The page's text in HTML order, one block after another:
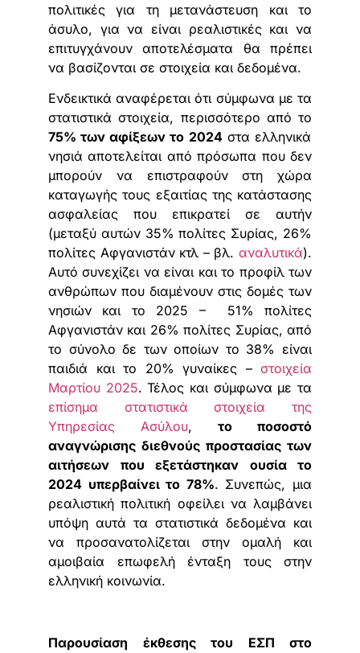
πολιτικές για τη μετανάστευση και το
άσυλο, για να είναι ρεαλιστικές και να
επιτυγχάνουν αποτελέσματα θα πρέπει
να βασίζονται σε στοιχεία και δεδομένα.
Ενδεικτικά αναφέρεται ότι σύμφωνα με τα
στατιστικά στοιχεία, περισσότερο από το
75% των αφίξεων το 2024στα ελληνικά
νησιά αποτελείται από πρόσωπα που δεν
μπορούν να επιστραφούν στη χώρα
καταγωγής τους εξαιτίας της κατάστασης
ασφαλείας που επικρατεί σε αυτήν
(μεταξύ αυτών 35% πολίτες Συρίας, 26%
πολίτες Αφγανιστάν κτλ – βλ. αναλυτικά).
Αυτό συνεχίζει να είναι και το προφίλ των
ανθρώπων που διαμένουν στις δομές των
νησιών και το 2025 – 51% πολίτες
Αφγανιστάν και 26% πολίτες Συρίας, από
το σύνολο δε των οποίων το 38% είναι
παιδιά και το 20% γυναίκες – στοιχεία
Μαρτίου 2025. Τέλος και σύμφωνα με τα
επίσημα στατιστικά στοιχεία της
Υπηρεσίας Ασύλου, το ποσοστό
αναγνώρισης διεθνούς προστασίας των
αιτήσεων που εξετάστηκαν ουσία το
2024 υπερβαίνει το 78%. Συνεπώς, μια
ρεαλιστική πολιτική οφείλει να λαμβάνει
υπόψη αυτά τα στατιστικά δεδομένα και
να προσανατολίζεται στην ομαλή και
αμοιβαία επωφελή ένταξη τους στην
ελληνική κοινωνία.
Παρουσίαση έκθεσης του ΕΣΠ στο